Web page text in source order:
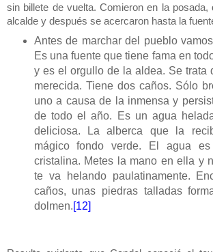
sin billete de vuelta. Comieron en la posada,
alcalde y después se acercaron hasta la
Antes de marchar del pueblo
Es una fuente que tiene fama en
y es el orgullo de la aldea. Se trata
merecida. Tiene dos caños. Sólo
uno a causa de la inmensa y
de todo el año. Es un agua
deliciosa. La alberca que la
mágico fondo verde. El agua
cristalina. Metes la mano en ella y
te va helando paulatinamente.
caños, unas piedras talladas
dolmen.[12]